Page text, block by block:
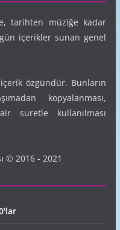
tarihten müziğe kadar
içerikler sunan genel
özgündür. Bunların
kopyalanması,
suretle kullanılması
© 2016 - 2021